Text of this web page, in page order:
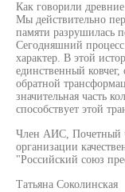
Как говорили
Мы действительно
памяти разрушилась
Сегодняшний процесс
характер. В этой
единственный
обратной
значительная часть
способствует этой
Член АИС, Почетный
организации
"Российский союз
Татьяна Соколинская